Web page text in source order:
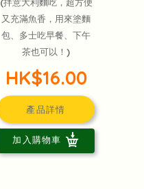
(拌意大利麵吃，超方便
又充滿魚香，用來塗麵
包、多士吃早餐、下午
茶也可以！)
HK$16.00
產品詳情
加入購物車